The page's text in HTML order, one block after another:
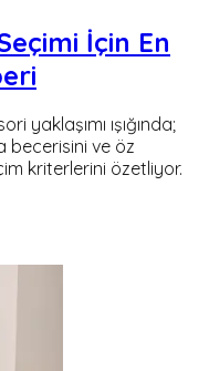
İçin En
yaklaşımı ışığında;
becerisini ve öz
kriterlerini özetliyor.